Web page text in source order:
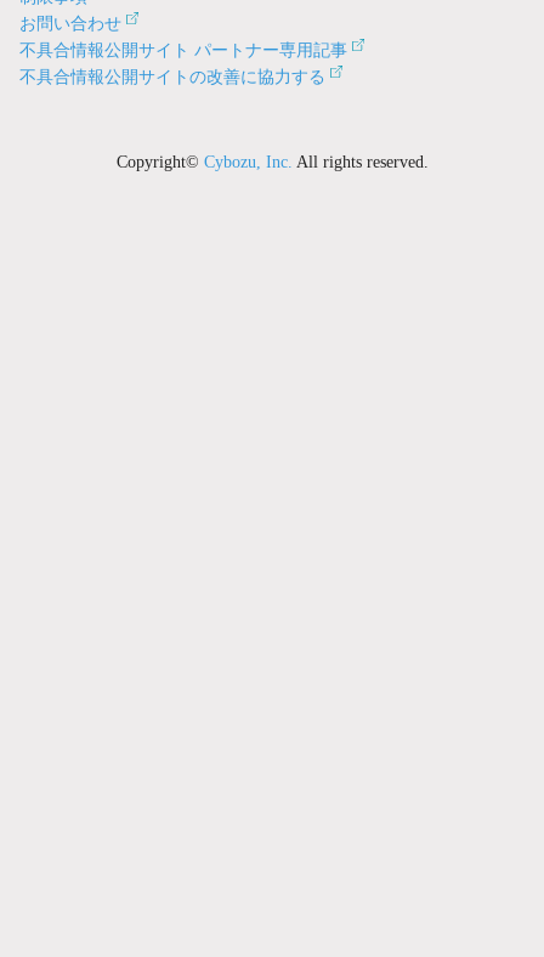
お問い合わせ
不具合情報公開サイト パートナー専用記事
不具合情報公開サイトの改善に協力する
Copyright© Cybozu, Inc. All rights reserved.